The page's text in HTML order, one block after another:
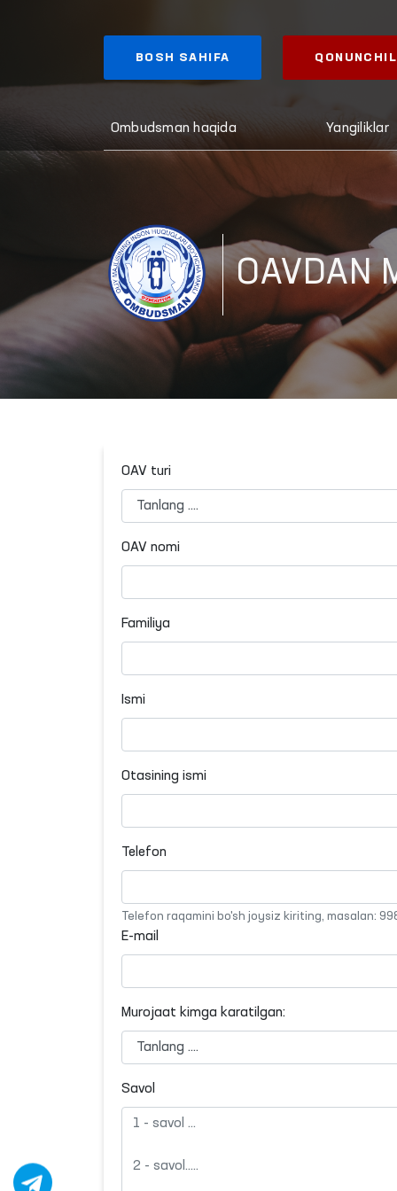
BOSH SAHIFA
Ombudsman haqida Yangiliklar
OAVDAN
OAV turi
OAV nomi
Familiya
Ismi
Otasining ismi
Telefon
Telefon raqamini bo'sh joysiz kiriting, masalan:
E-mail
Murojaat kimga karatilgan:
Savol